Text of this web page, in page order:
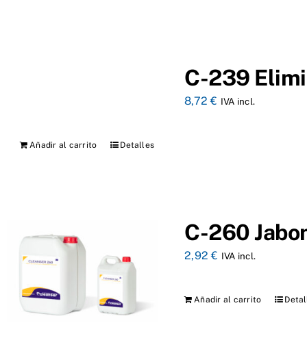
C-239
8,72€ IVA incl.
Añadir al carrito Detalles
C-260
2,92€ IVA incl.
Añadir al carrito